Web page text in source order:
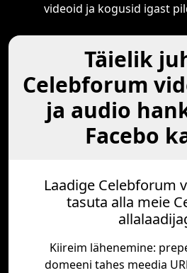
videoid ja kogusid igast
Täielik
Celebforum
ja audio
Facebo
Laadige Celebforum
tasuta alla meie
Kiireim lähenemine:
domeeni tahes meedia